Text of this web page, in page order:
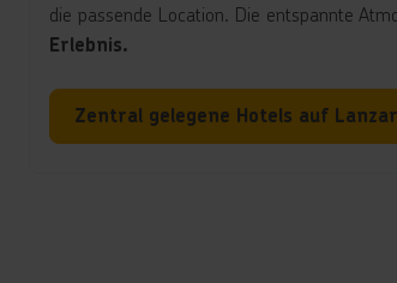
die passende Location. Die entspannte
Erlebnis.
Zentral gelegene Hotels auf